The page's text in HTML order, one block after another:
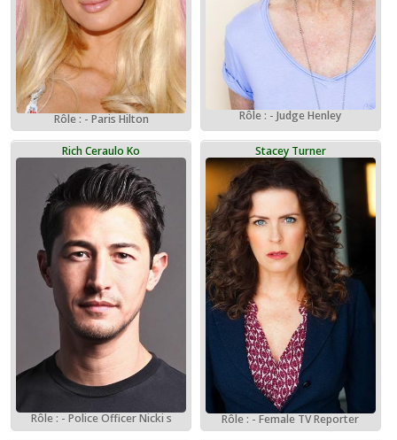
Rôle : - Paris Hilton Rôle : - Judge Henley
Rich Ceraulo Ko
Rôle : - Police Officer Nicki s
Stacey Turner
Rôle : - Female TV Reporter